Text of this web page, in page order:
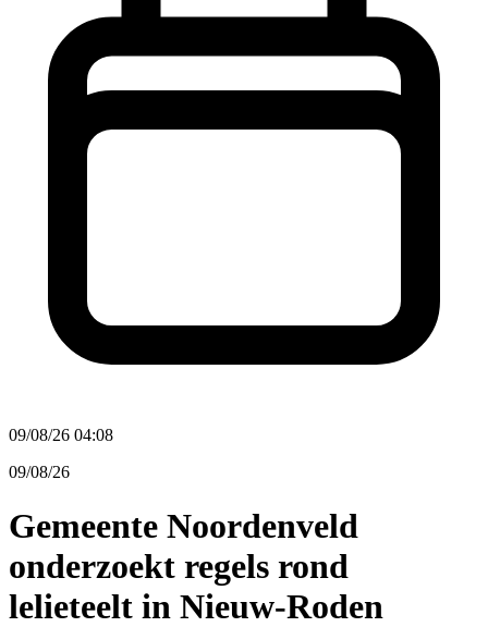
09/08/26 04:08
09/08/26
Gemeente Noordenveld
onderzoekt regels rond
lelieteelt in Nieuw-Roden